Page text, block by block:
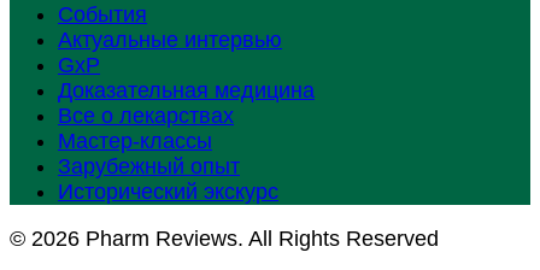
События
Актуальные интервью
GxP
Доказательная медицина
Все о лекарствах
Мастер-классы
Зарубежный опыт
Исторический экскурс
© 2026 Pharm Reviews. All Rights Reserved